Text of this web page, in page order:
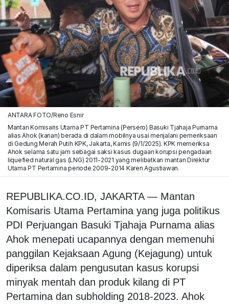
ANTARA FOTO/Reno Esnir
Mantan Komisaris Utama PT Pertamina (Persero) Basuki Tjahaja Purnama
alias Ahok (kanan) berada di dalam mobilnya usai menjalani pemeriksaan
di Gedung Merah Putih KPK, Jakarta, Kamis (9/1/2025). KPK memeriksa
Ahok selama satu jam sebagai saksi kasus dugaan korupsi pengadaan
liquefied natural gas (LNG) 2011-2021 yang melibatkan mantan Direktur
Utama PT Pertamina periode 2009-2014 Karen Agustiawan.
REPUBLIKA.CO.ID, JAKARTA — Mantan
Komisaris Utama Pertamina yang juga politikus
PDI Perjuangan Basuki Tjahaja Purnama alias
Ahok menepati ucapannya dengan memenuhi
panggilan Kejaksaan Agung (Kejagung) untuk
diperiksa dalam pengusutan kasus korupsi
minyak mentah dan produk kilang di PT
Pertamina dan subholding 2018-2023. Ahok